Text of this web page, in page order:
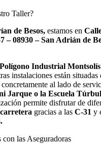
Taller?
de Besos, estamos en
– 08930 – San Adrián de
Polígono Industrial Montsolís
instalaciones están situadas
al lado de
Jarque o la Escuela
permite disfrutar de
carretera gracias a las C-31 y
las Aseguradoras